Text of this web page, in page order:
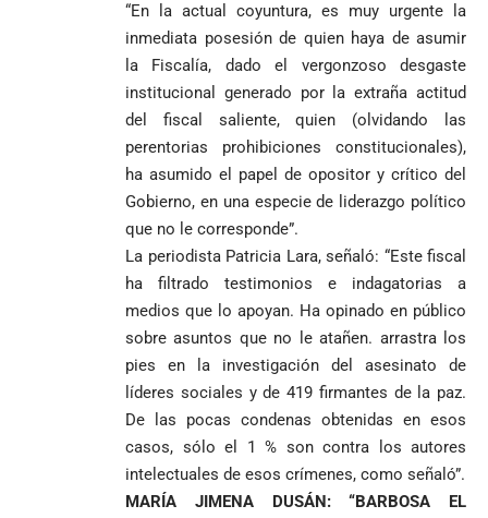
“En la actual coyuntura, es muy urgente la
inmediata posesión de quien haya de asumir
la Fiscalía, dado el vergonzoso desgaste
institucional generado por la extraña actitud
del fiscal saliente, quien (olvidando las
perentorias prohibiciones constitucionales),
ha asumido el papel de opositor y crítico del
Gobierno, en una especie de liderazgo político
que no le corresponde”.
La periodista Patricia Lara, señaló: “Este fiscal
ha filtrado testimonios e indagatorias a
medios que lo apoyan. Ha opinado en público
sobre asuntos que no le atañen. arrastra los
pies en la investigación del asesinato de
líderes sociales y de 419 firmantes de la paz.
De las pocas condenas obtenidas en esos
casos, sólo el 1 % son contra los autores
intelectuales de esos crímenes, como señaló”.
MARÍA JIMENA DUSÁN: “BARBOSA EL
Medellín
MÁS
Caninos de la
Policía
frustran envío
Política
MÁS
Deportes
MÁS